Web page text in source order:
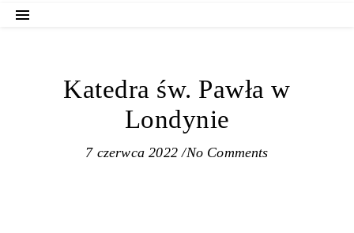
Katedra św. Pawła w
Londynie
7 czerwca 2022 /No Comments